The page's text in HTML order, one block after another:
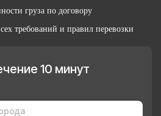
груза по договору
требований и правил перевозки
10 минут